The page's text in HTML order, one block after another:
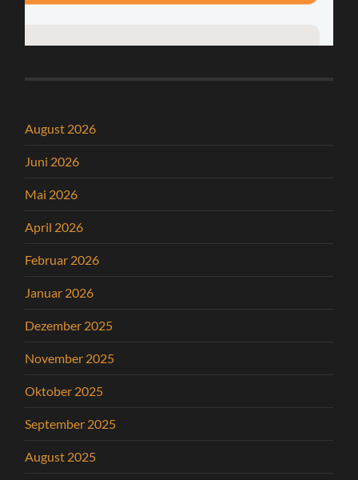
August 2026
Juni 2026
Mai 2026
April 2026
Februar 2026
Januar 2026
Dezember 2025
November 2025
Oktober 2025
September 2025
August 2025